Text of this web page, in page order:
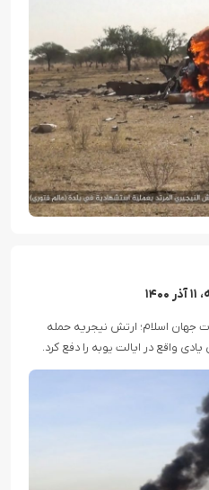
جهان اسلام؛ ارتش نیجریه حمله
واقع در ایالت یوبه را دفع کرد.